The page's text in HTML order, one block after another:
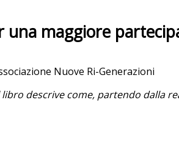
una maggiore
Nuove Ri-Generazioni
descrive come, partendo dalla